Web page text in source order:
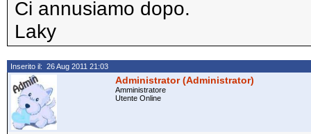
Ci annusiamo dopo.
Laky
Inserito il: 26 Aug 2011 21:03
Administrator (Administrator)
Amministratore
Utente Online